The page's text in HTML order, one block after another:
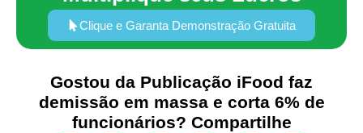
Clique e Garanta Demonstração Gratuita
Gostou da Publicação iFood faz
demissão em massa e corta 6% de
funcionários? Compartilhe